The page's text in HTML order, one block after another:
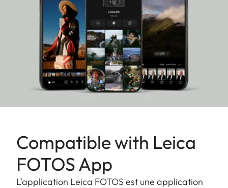
les spécifications techniques de l'appareil sont
identiques à celles de son homologue de série.
Compatible with Leica
FOTOS App
L'application Leica FOTOS est une application